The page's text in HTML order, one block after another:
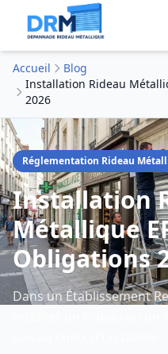
Accueil
Blog
Installation Rideau
2026
Réglementation Rideau
Installation
Métallique
Obligations
Dans un Établissement